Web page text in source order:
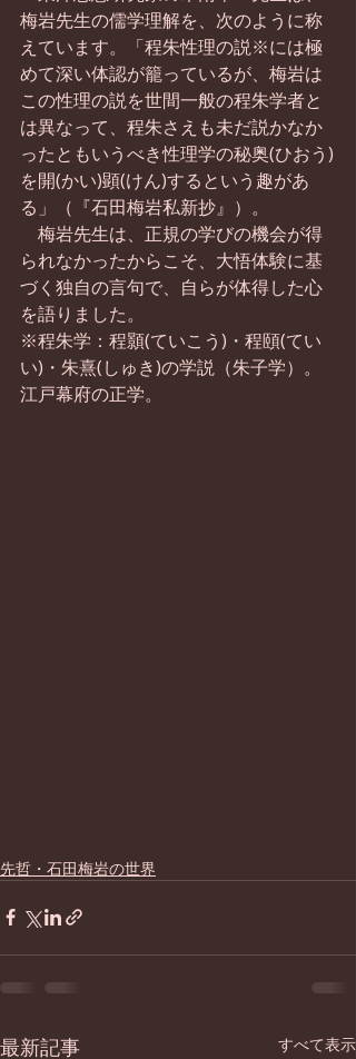
梅岩先生の儒学理解を、次のように称
えています。「程朱性理の説※には極
めて深い体認が籠っているが、梅岩は
この性理の説を世間一般の程朱学者と
は異なって、程朱さえも未だ説かなか
ったともいうべき性理学の秘奥(ひおう)
を開(かい)顕(けん)するという趣があ
る」（『石田梅岩私新抄』）。
梅岩先生は、正規の学びの機会が得
られなかったからこそ、大悟体験に基
づく独自の言句で、自らが体得した心
を語りました。
※程朱学：程顥(ていこう)・程頤(てい
い)・朱熹(しゅき)の学説（朱子学）。
江戸幕府の正学。
先哲・石田梅岩の世界
最新記事 すべて表示